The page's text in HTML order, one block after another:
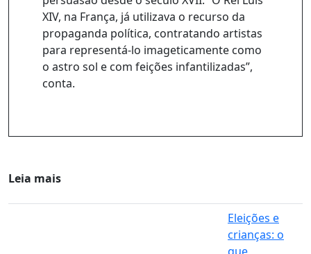
XIV, na França, já utilizava o recurso da
propaganda política, contratando artistas
para representá-lo imageticamente como
o astro sol e com feições infantilizadas”,
conta.
Leia mais
Eleições e
crianças: o